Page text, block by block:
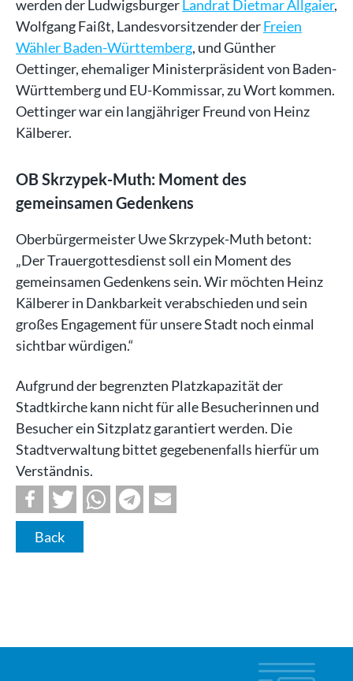
werden der Ludwigsburger Landrat Dietmar Allgaier,
Wolfgang Faißt, Landesvorsitzender derFreien
Wähler Baden-Württemberg, und Günther
Oettinger, ehemaliger Ministerpräsident von Baden-
Württemberg und EU-Kommissar, zu Wort kommen.
Oettinger war ein langjähriger Freund von Heinz
Kälberer.
OB Skrzypek-Muth: Moment des
gemeinsamen Gedenkens
Oberbürgermeister Uwe Skrzypek-Muth betont:
„Der Trauergottesdienst soll ein Moment des
gemeinsamen Gedenkens sein. Wir möchten Heinz
Kälberer in Dankbarkeit verabschieden und sein
großes Engagement für unsere Stadt noch einmal
sichtbar würdigen.“
Aufgrund der begrenzten Platzkapazität der
Stadtkirche kann nicht für alle Besucherinnen und
Besucher ein Sitzplatz garantiert werden. Die
Stadtverwaltung bittet gegebenenfalls hierfür um
Verständnis.
Back